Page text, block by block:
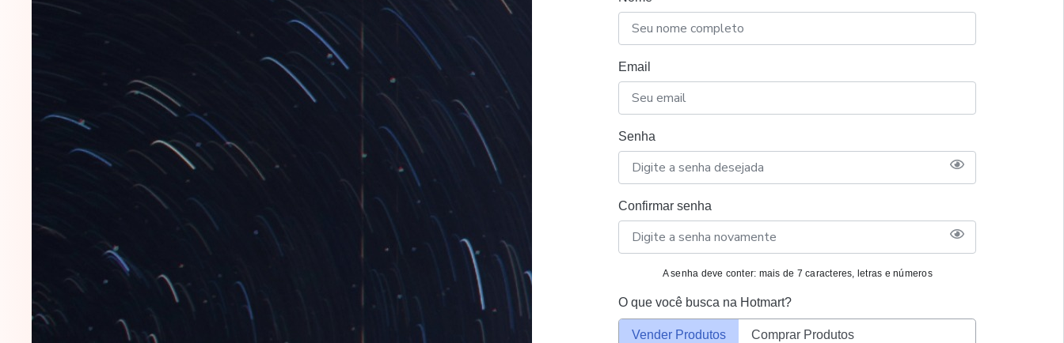
Email
Senha
Confirmar senha
A senha deve conter: mais de 7 caracteres, letras e números
O que você busca na Hotmart?
Vender Produtos Comprar Produtos